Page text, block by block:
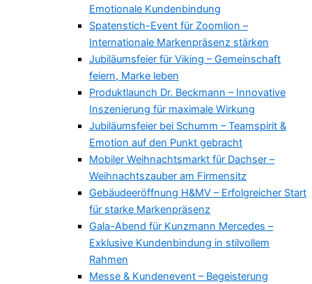
Emotionale Kundenbindung
Spatenstich-Event für Zoomlion –
Internationale Markenpräsenz stärken
Jubiläumsfeier für Viking – Gemeinschaft
feiern, Marke leben
Produktlaunch Dr. Beckmann – Innovative
Inszenierung für maximale Wirkung
Jubiläumsfeier bei Schumm – Teamspirit &
Emotion auf den Punkt gebracht
Mobiler Weihnachtsmarkt für Dachser –
Weihnachtszauber am Firmensitz
Gebäudeeröffnung H&MV – Erfolgreicher Start
für starke Markenpräsenz
Gala-Abend für Kunzmann Mercedes –
Exklusive Kundenbindung in stilvollem
Rahmen
Messe & Kundenevent – Begeisterung